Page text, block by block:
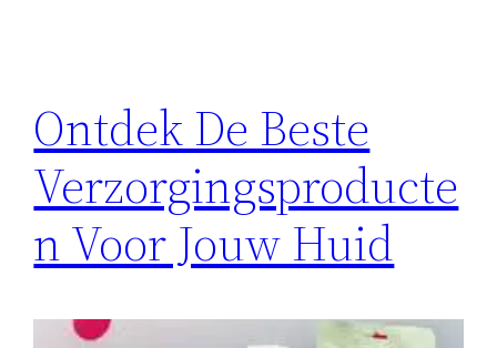
Ontdek De Beste
Verzorgingsproducte
n Voor Jouw Huid